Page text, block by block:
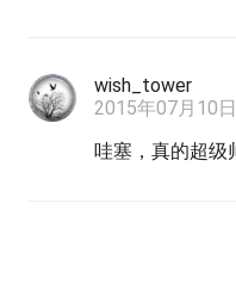
wish_tower
2015年07月10
哇塞，真的超级